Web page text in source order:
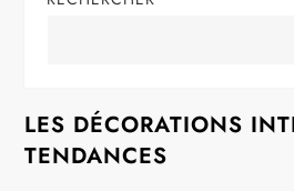
LES DÉCORATIONS
TENDANCES